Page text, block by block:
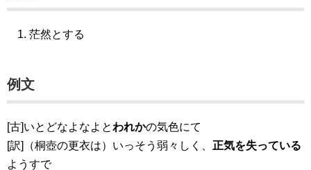
茫然とする
例文
[古]いとどなよなよとわれかの気色にて
[訳]（桐壺の更衣は）いっそう弱々しく、 正気を失っている
ようすで